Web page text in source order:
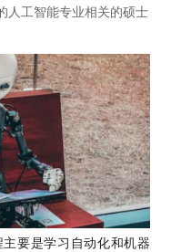
人工智能专业相关的硕士
要是学习自动化和机器